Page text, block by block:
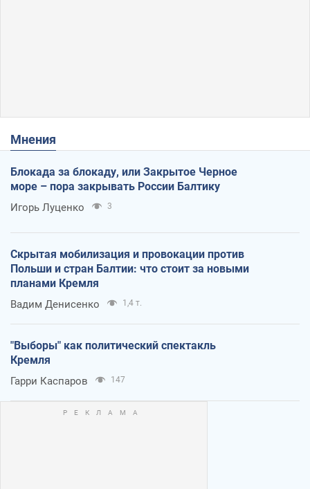
Мнения
Блокада за блокаду, или Закрытое Черное
море – пора закрывать России Балтику
Игорь Луценко 3
Скрытая мобилизация и провокации против
Польши и стран Балтии: что стоит за новыми
планами Кремля
Вадим Денисенко 1,4 т.
"Выборы" как политический спектакль
Кремля
Гарри Каспаров 147